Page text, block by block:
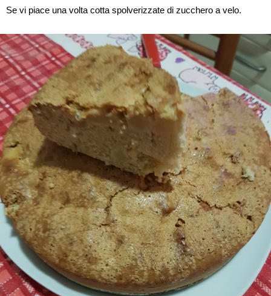
Se vi piace una volta cotta spolverizzate di zucchero a velo.